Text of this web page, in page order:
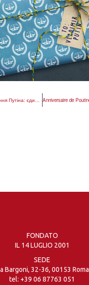
FONDATO
IL 14 LUGLIO 2001
SEDE
Bargoni, 32-36, 00153 Roma
tel: +39 06 87763 051